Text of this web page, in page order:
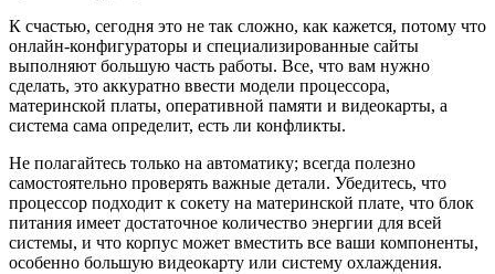
К счастью, сегодня это не так сложно, как кажется, потому что
онлайн-конфигураторы и специализированные сайты
выполняют большую часть работы. Все, что вам нужно
сделать, это аккуратно ввести модели процессора,
материнской платы, оперативной памяти и видеокарты, а
система сама определит, есть ли конфликты.
Не полагайтесь только на автоматику; всегда полезно
самостоятельно проверять важные детали. Убедитесь, что
процессор подходит к сокету на материнской плате, что блок
питания имеет достаточное количество энергии для всей
системы, и что корпус может вместить все ваши компоненты,
особенно большую видеокарту или систему охлаждения.